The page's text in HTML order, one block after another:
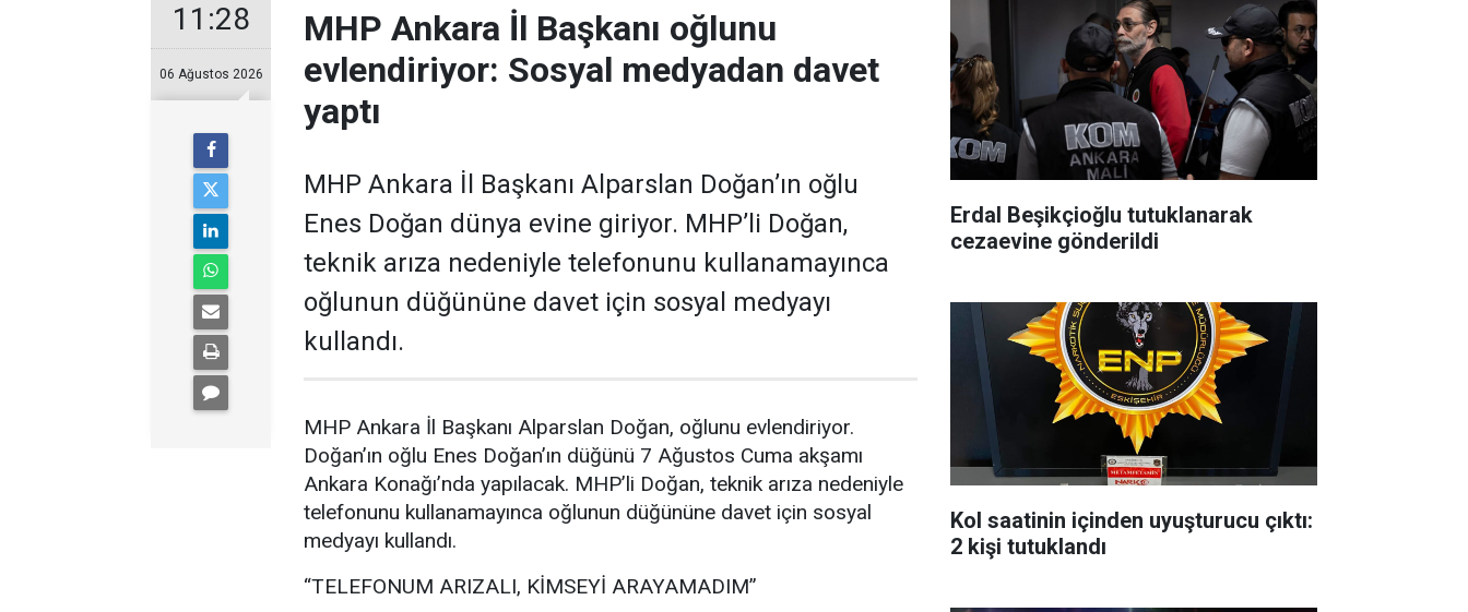
11:28
06 Ağustos 2026
MHP Ankara İl Başkanı oğlunu
evlendiriyor: Sosyal medyadan davet
yaptı
MHP Ankara İl Başkanı Alparslan Doğan’ın oğlu
Enes Doğan dünya evine giriyor. MHP’li Doğan,
teknik arıza nedeniyle telefonunu kullanamayınca
oğlunun düğününe davet için sosyal medyayı
kullandı.
MHP Ankara İl Başkanı Alparslan Doğan, oğlunu evlendiriyor.
Doğan’ın oğlu Enes Doğan’ın düğünü 7 Ağustos Cuma akşamı
Ankara Konağı’nda yapılacak. MHP’li Doğan, teknik arıza nedeniyle
telefonunu kullanamayınca oğlunun düğününe davet için sosyal
medyayı kullandı.
“TELEFONUM ARIZALI, KİMSEYİ ARAYAMADIM”
Erdal Beşikçioğlu tutuklanarak
cezaevine gönderildi
Kol saatinin içinden uyuşturucu çıktı:
2 kişi tutuklandı